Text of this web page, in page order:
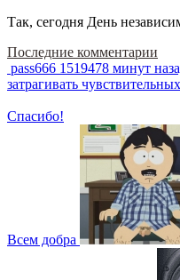
Так, сегодня День
Последние комментарии
pass666 1519478 минут
затрагивать
Спасибо!
Всем добра